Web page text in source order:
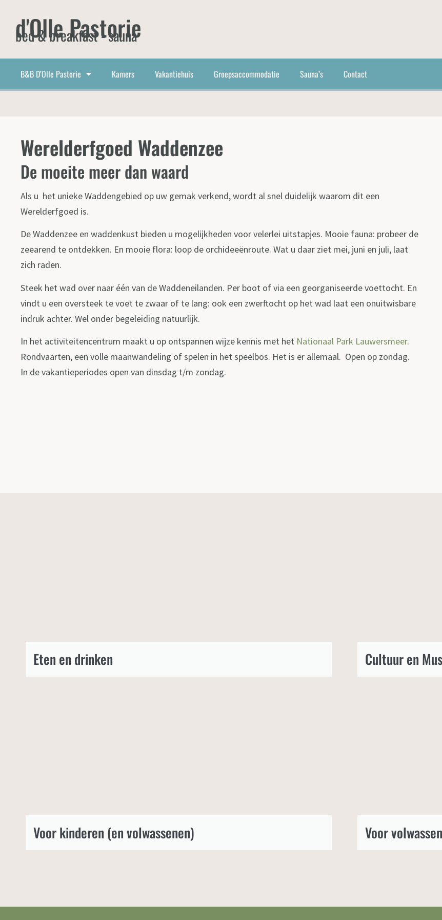
d'Olle Pastorie
bed & breakfast - sauna
B&B D’Olle Pastorie Kamers Vakantiehuis Groepsaccommodatie Sauna’s Contact
Werelderfgoed Waddenzee
De moeite meer dan waard
Als u het unieke Waddengebied op uw gemak verkend, wordt al snel duidelijk waarom dit een
Werelderfgoed is.
De Waddenzee en waddenkust bieden u mogelijkheden voor velerlei uitstapjes. Mooie fauna: probeer de
zeearend te ontdekken. En mooie flora: loop de orchideeënroute. Wat u daar ziet mei, juni en juli, laat
zich raden.
Steek het wad over naar één van de Waddeneilanden. Per boot of via een georganiseerde voettocht. En
vindt u een oversteek te voet te zwaar of te lang: ook een zwerftocht op het wad laat een onuitwisbare
indruk achter. Wel onder begeleiding natuurlijk.
In het activiteitencentrum maakt u op ontspannen wijze kennis met het Nationaal Park Lauwersmeer.
Rondvaarten, een volle maanwandeling of spelen in het speelbos. Het is er allemaal. Open op zondag.
In de vakantieperiodes open van dinsdag t/m zondag.
Eten en drinken Cultuur en
Voor kinderen (en volwassenen) Voor